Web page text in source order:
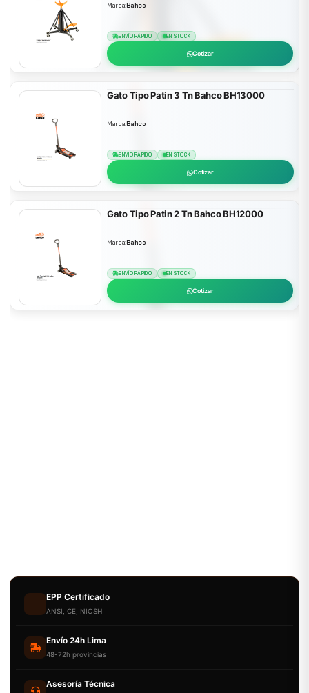
Marca:Bahco
ENVÍO RÁPIDO EN STOCK
Cotizar
Gato Tipo Patin 3 Tn Bahco BH13000
Marca:Bahco
ENVÍO RÁPIDO EN STOCK
Cotizar
Gato Tipo Patin 2 Tn Bahco BH12000
Marca:Bahco
ENVÍO RÁPIDO EN STOCK
Cotizar
EPP Certificado
ANSI, CE, NIOSH
Envío 24h Lima
48-72h provincias
Asesoría Técnica